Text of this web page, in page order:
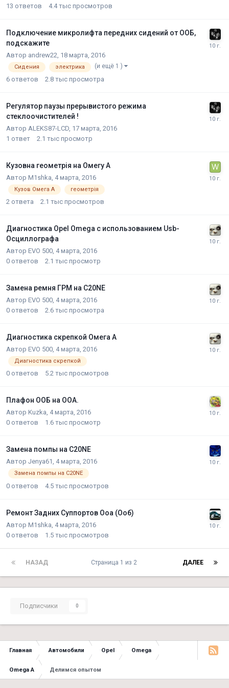
13 ответов 4.4 тыс просмотров
Подключение микролифта передних сидений от ООБ,
подскажите
Автор andrew22 18 марта, 2016
Сидения электрика (и ещё 1 )
6 ответов 2.8 тыс просмотра
Регулятор паузы прерывистого режима
стеклоочистителей !
Автор ALEKS87-LCD, 17 марта, 2016
1 ответ 2.1 тыс просмотр
Кузовна геометрія на Омегу А
Автор M1shka, 4 марта, 2016
Кузов Омега А геометрія
2 ответа 2.1 тыс просмотров
Диагностика Opel Omega с использованием Usb-
Осциллографа
Автор EVO 500, 4 марта, 2016
0 ответов 2.1 тыс просмотр
Замена ремня ГРМ на С20NЕ
Автор EVO 500, 4 марта, 2016
0 ответов 2.6 тыс просмотра
Диагностика скрепкой Омега А
Автор EVO 500, 4 марта, 2016
Диагностика скрепкой
0 ответов 5.2 тыс просмотров
Плафон ООБ на ООА.
Автор Kuzka, 4 марта, 2016
0 ответов 1.6 тыс просмотр
Замена помпы на C20NE
Автор Jenya61, 4 марта, 2016
Замена помпы на C20NE
0 ответов 4.5 тыс просмотров
Ремонт Задних Суппортов Ооа (Ооб)
Автор M1shka 4 марта, 2016
0 ответов 1.5 тыс просмотров
НАЗАД ДАЛЕЕ
Страница 1 из 2
Подписчики 0
Главная Автомобили Opel Omega
Omega A Делимся опытом